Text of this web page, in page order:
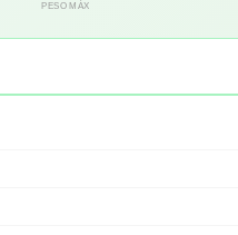
PESO MÁX